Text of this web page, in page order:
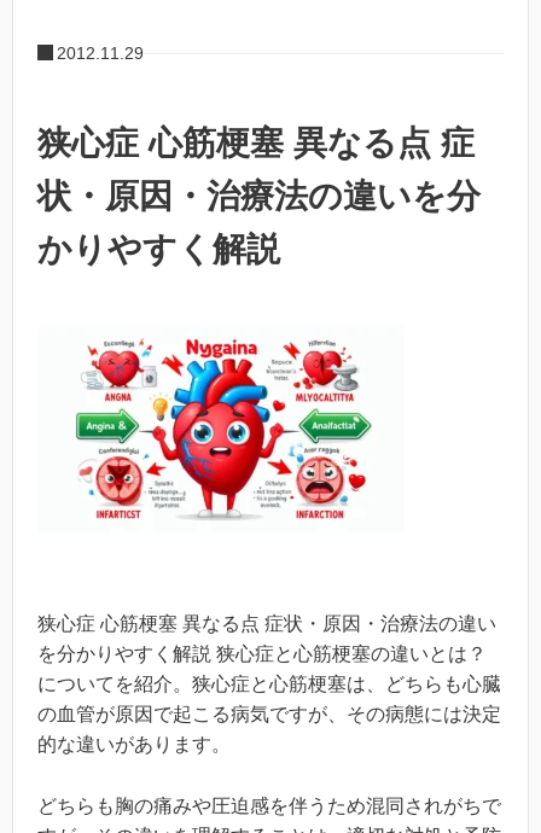
2012.11.29
狭心症 心筋梗塞 異なる点 症
状・原因・治療法の違いを分
かりやすく解説
狭心症 心筋梗塞 異なる点 症状・原因・治療法の違い
を分かりやすく解説 狭心症と心筋梗塞の違いとは？
についてを紹介。狭心症と心筋梗塞は、どちらも心臓
の血管が原因で起こる病気ですが、その病態には決定
的な違いがあります。
どちらも胸の痛みや圧迫感を伴うため混同されがちで